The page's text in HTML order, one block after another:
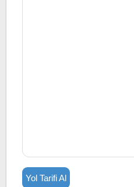
Yol Tarifi Al